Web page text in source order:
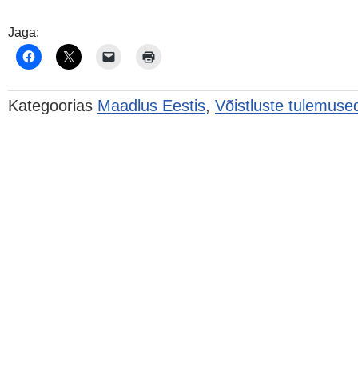
Jaga:
Kategoorias Maadlus Eestis, Võistluste